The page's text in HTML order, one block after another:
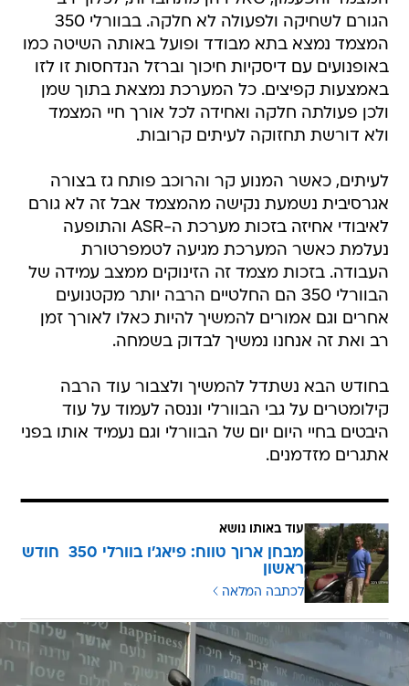
הגורם לשחיקה ולפעולה לא חלקה. בבוורלי 350
המצמד נמצא בתא מבודד ופועל באותה השיטה כמו
באופנועים עם דיסקיות חיכוך וברזל הנדחסות זו לזו
באמצעות קפיצים. כל המערכת נמצאת בתוך שמן
ולכן פעולתה חלקה ואחידה לכל אורך חיי המצמד
ולא דורשת תחזוקה לעיתים קרובות.
לעיתים, כאשר המנוע קר והרוכב פותח גז בצורה
אגרסיבית נשמעת נקישה מהמצמד אבל זה לא גורם
לאיבודי אחיזה בזכות מערכת ה-ASR והתופעה
נעלמת כאשר המערכת מגיעה לטמפרטורת
העבודה. בזכות מצמד זה הזינוקים ממצב עמידה של
הבוורלי 350 הם החלטיים הרבה יותר מקטנועים
אחרים וגם אמורים להמשיך להיות כאלו לאורך זמן
רב ואת זה אנחנו נמשיך לבדוק בשמחה.
בחודש הבא נשתדל להמשיך ולצבור עוד הרבה
קילומטרים על גבי הבוורלי וננסה לעמוד על עוד
היבטים בחיי היום יום של הבוורלי וגם נעמיד אותו בפני
אתגרים מזדמנים.
עוד באותו נושא
מבחן ארוך טווח: פיאג'ו בוורלי 350  חודש
ראשון
לכתבה המלאה